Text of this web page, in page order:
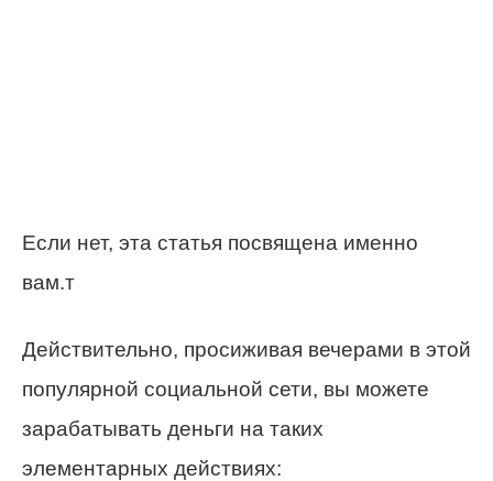
Если нет, эта статья посвящена именно
вам.т
Действительно, просиживая вечерами в этой
популярной социальной сети, вы можете
зарабатывать деньги на таких
элементарных действиях: